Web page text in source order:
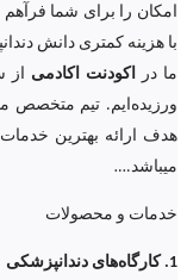
امکان را برای شما فرآهم
با هزینه کمتری دانش
ما در اکودنت اکادمی
ورزیده‌‌ایم. تیم متخصص
هدف ارائه بهترین
میباشد.…
خدمات و محصولات
1. کارگاه‌های دندانپزشکی